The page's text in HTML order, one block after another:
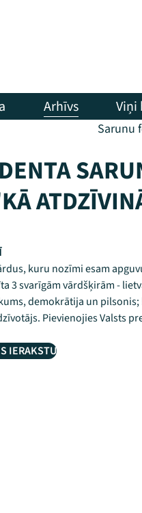
Arhīvs Viņi
Sarunu
kuru nozīmi esam
3 svarīgām vārdšķirām -
demokrātija un
Pievienojies Valsts
IERAKSTU